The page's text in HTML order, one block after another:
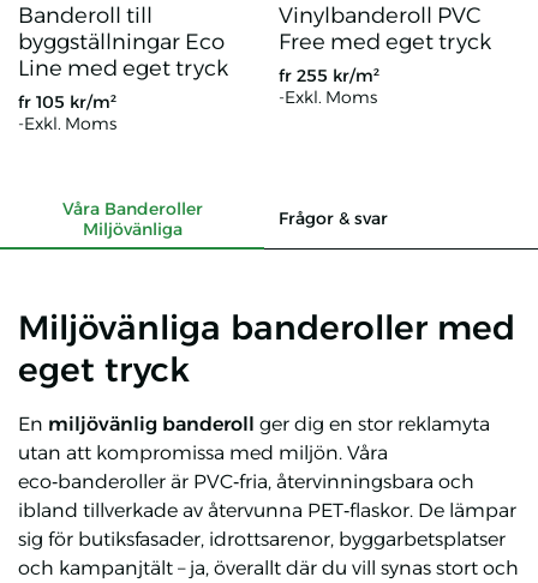
Banderoll till
byggställningar Eco
Line med eget tryck
fr 105 kr/m²
-Exkl. Moms
Vinylbanderoll PVC
Free med eget tryck
fr 255 kr/m²
-Exkl. Moms
Våra Banderoller
Miljövänliga
Frågor & svar
Miljövänliga banderoller med
eget tryck
En miljövänlig banderoll ger dig en stor reklamyta
utan att kompromissa med miljön. Våra
eco‑banderoller är PVC‑fria, återvinningsbara och
ibland tillverkade av återvunna PET‑flaskor. De lämpar
sig för butiksfasader, idrottsarenor, byggarbetsplatser
och kampanjtält – ja, överallt där du vill synas stort och